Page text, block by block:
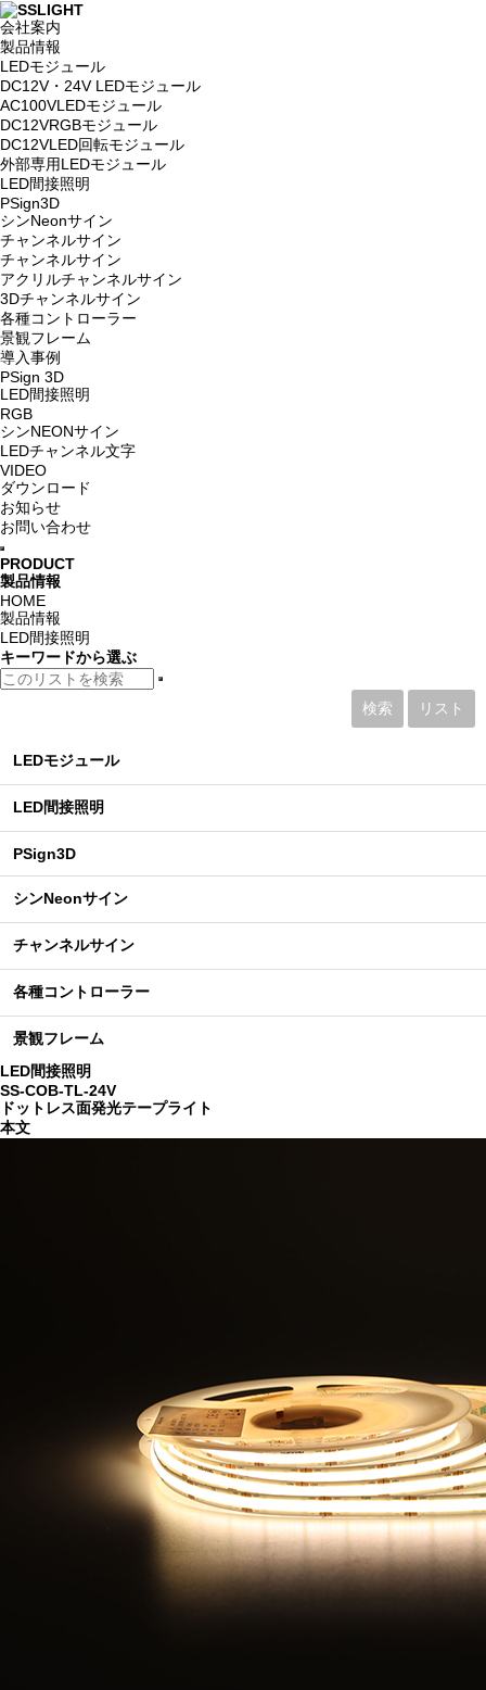
会社案内
製品情報
LEDモジュール
DC12V・24V LEDモジュール
AC100VLEDモジュール
DC12VRGBモジュール
DC12VLED回転モジュール
外部専用LEDモジュール
LED間接照明
PSign3D
シンNeonサイン
チャンネルサイン
チャンネルサイン
アクリルチャンネルサイン
3Dチャンネルサイン
各種コントローラー
景観フレーム
導入事例
PSign 3D
LED間接照明
RGB
シンNEONサイン
LEDチャンネル文字
VIDEO
ダウンロード
お知らせ
お問い合わせ
PRODUCT
製品情報
HOME
製品情報
LED間接照明
キーワードから選ぶ
検索 リスト
LEDモジュール
LED間接照明
PSign3D
シンNeonサイン
チャンネルサイン
各種コントローラー
景観フレーム
LED間接照明
SS-COB-TL-24V
ドットレス面発光テープライト
本文